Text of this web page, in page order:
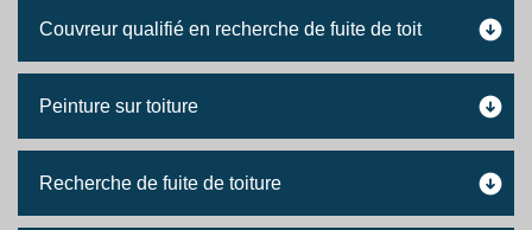
Couvreur qualifié en recherche de fuite de toit
Peinture sur toiture
Recherche de fuite de toiture